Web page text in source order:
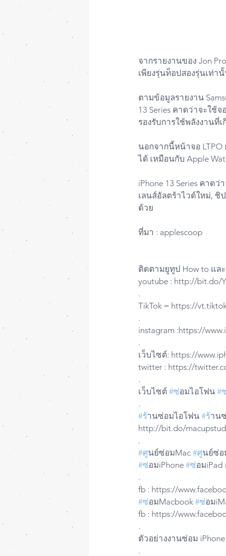
จากรายงานของ Jon
เพียงรุ่นท็อปสองรุ่นเท่า
ตามข้อมูลรายงาน
13 Series คาดว่าจะใช้จ
รองรับการใช้พลังงานที่
นอกจากนี้หน้าจอ LTPO
ได้ เหมือนกับ Apple
iPhone 13 Series คาด
เลนส์อัลตร้าไวด์ใหม่, ชิ
ด้วย
ที่มา : applescoop
ติดตามยูทูป How to แล
youtube : http://bit.do/
.
TikTok = https://
.
instagram :https://
.
เว็บไซต์: https://
twitter : https://
.
เว็บไซต์ #ซ่อมไอโฟน #
.
#ร้านซ่อมไอโฟน #ราน
http://bit.do/
.
#ศูนย์ซ่อมMac #ศนย์ซ่อ
#ซ่อมiPhone #ซ่อมiPad
.
fb : https://
#ซ่อมMacbook #ซอม
fb : https://
.
ตัวอย่างงานซ่อม
.